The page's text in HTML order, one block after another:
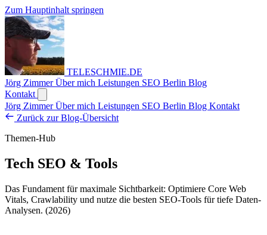
Zum Hauptinhalt springen
TELESCHMIE.DE
Jörg ZimmerÜber mich Leistungen SEO Berlin Blog
Kontakt
Jörg ZimmerÜber mich Leistungen SEO Berlin Blog Kontakt
Zurück zur Blog-Übersicht
Themen-Hub
Tech SEO & Tools
Das Fundament für maximale Sichtbarkeit: Optimiere Core Web
Vitals, Crawlability und nutze die besten SEO-Tools für tiefe Daten-
Analysen. (2026)